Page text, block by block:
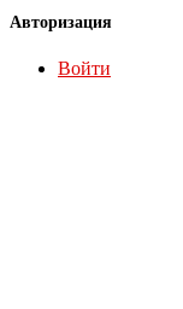
Авторизация
Войти